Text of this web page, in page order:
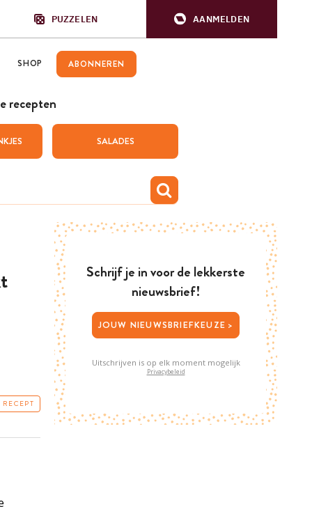
PUZZELEN AANMELDEN
SHOP ABONNEREN
recepten
SALADES
Schrijf je in voor de lekkerste
nieuwsbrief!
JOUW NIEUWSBRIEFKEUZE >
Uitschrijven is op elk moment mogelijk
Privacybeleid